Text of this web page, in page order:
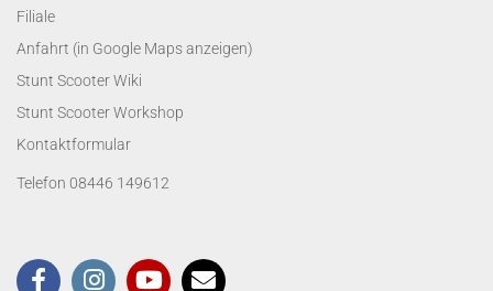
Filiale
Anfahrt (in Google Maps anzeigen)
Stunt Scooter Wiki
Stunt Scooter Workshop
Kontaktformular
Telefon 08446 149612